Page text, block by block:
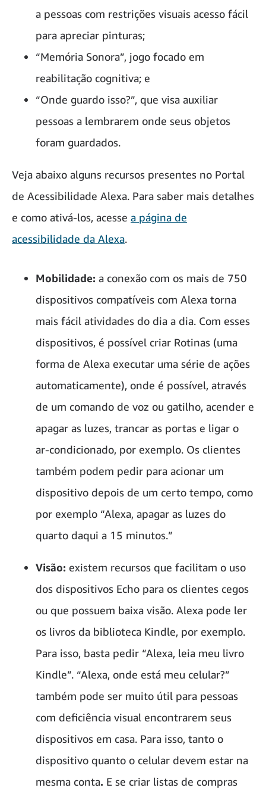
a pessoas com restrições visuais acesso fácil
para apreciar pinturas;
“Memória Sonora”, jogo focado em
reabilitação cognitiva; e
“Onde guardo isso?”, que visa auxiliar
pessoas a lembrarem onde seus objetos
foram guardados.
Veja abaixo alguns recursos presentes no Portal
de Acessibilidade Alexa. Para saber mais detalhes
e como ativá-los, acesse a página de
acessibilidade da Alexa.
Mobilidade: a conexão com os mais de 750
dispositivos compatíveis com Alexa torna
mais fácil atividades do dia a dia. Com esses
dispositivos, é possível criar Rotinas (uma
forma de Alexa executar uma série de ações
automaticamente), onde é possível, através
de um comando de voz ou gatilho, acender e
apagar as luzes, trancar as portas e ligar o
ar-condicionado, por exemplo. Os clientes
também podem pedir para acionar um
dispositivo depois de um certo tempo, como
por exemplo “Alexa, apagar as luzes do
quarto daqui a 15 minutos.”
Visão: existem recursos que facilitam o uso
dos dispositivos Echo para os clientes cegos
ou que possuem baixa visão. Alexa pode ler
os livros da biblioteca Kindle, por exemplo.
Para isso, basta pedir “Alexa, leia meu livro
Kindle”. “Alexa, onde está meu celular?”
também pode ser muito útil para pessoas
com deficiência visual encontrarem seus
dispositivos em casa. Para isso, tanto o
dispositivo quanto o celular devem estar na
mesma conta. E se criar listas de compras